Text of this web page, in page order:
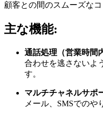
顧客との間のスムーズな
主な機能:
通話処理（営業時間
合わせを逃さないよ
す。
マルチチャネルサポ
メール、SMSでのや